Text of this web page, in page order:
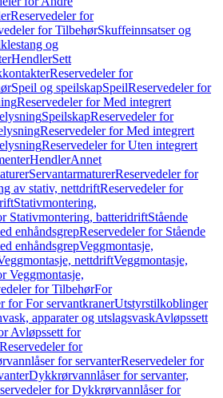
Reservedeler for
for TilbehørSkuffeinnsatser og
og
HendlerSett
Reservedeler for
Speil og speilskapSpeilReservedeler for
Reservedeler for Med integrert
SpeilskapReservedeler for
Reservedeler for Med integrert
Reservedeler for Uten integrert
HendlerAnnet
ServantarmaturerReservedeler for
av stativ, nettdriftReservedeler for
Stativmontering,
Stativmontering, batteridriftStående
enhåndsgrepReservedeler for Stående
enhåndsgrepVeggmontasje,
nettdriftVeggmontasje,
Veggmontasje,
for TilbehørFor
for For servantkranerUtstyrstilkoblinger
apparater og utslagsvaskAvløpssett
Avløpssett for
Reservedeler for
for servanterReservedeler for
Dykkrørvannlåser for servanter,
for Dykkrørvannlåser for